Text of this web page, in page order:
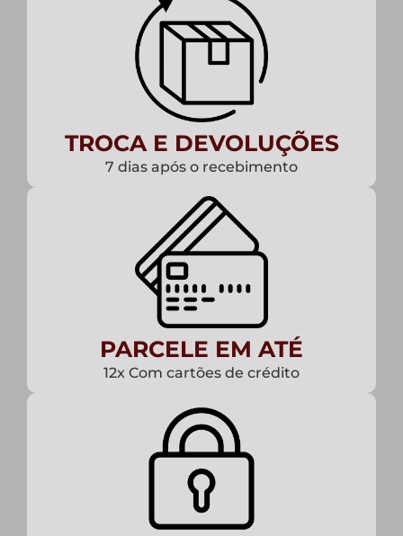
TROCA E DEVOLUÇÕES
7 dias após o recebimento
PARCELE EM ATÉ
12x Com cartões de crédito